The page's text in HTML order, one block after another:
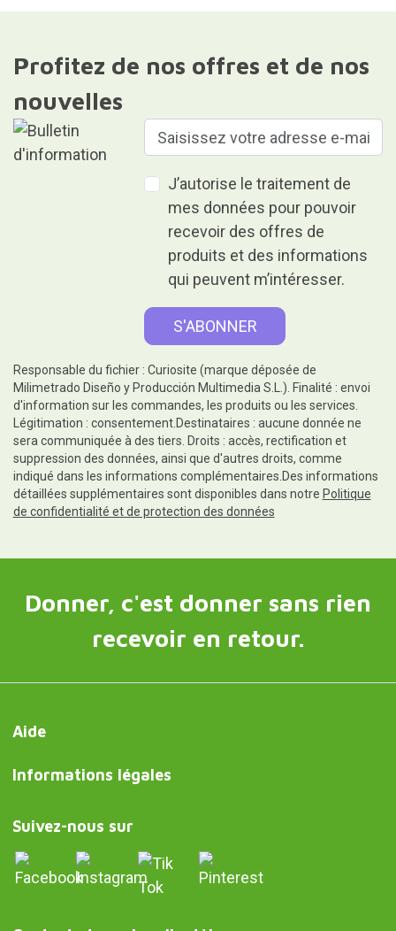
Profitez de nos offres et de nos
nouvelles
J’autorise le traitement de
mes données pour pouvoir
recevoir des offres de
produits et des informations
qui peuvent m’intéresser.
Responsable du fichier : Curiosite (marque déposée de
Milimetrado Diseño y Producción Multimedia S.L.). Finalité : envoi
d'information sur les commandes, les produits ou les services.
Légitimation : consentement.Destinataires : aucune donnée ne
sera communiquée à des tiers. Droits : accès, rectification et
suppression des données, ainsi que d'autres droits, comme
indiqué dans les informations complémentaires.Des informations
détaillées supplémentaires sont disponibles dans notre Politique
de confidentialité et de protection des données
Donner, c'est donner sans rien
recevoir en retour.
Aide
Informations légales
Suivez-nous sur